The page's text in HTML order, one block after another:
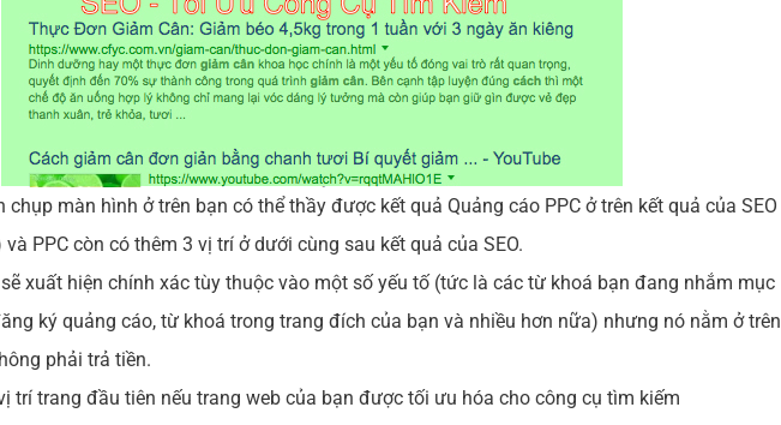
màn hình ở trên bạn có thể thầy được kết quả Quảng cáo PPC ở trên kết quả của SEO
PPC còn có thêm 3 vị trí ở dưới cùng sau kết quả của SEO.
xuất hiện chính xác tùy thuộc vào một số yếu tố (tức là các từ khoá bạn đang nhắm mục
ký quảng cáo, từ khoá trong trang đích của bạn và nhiều hơn nữa) nhưng nó nằm ở trên
phải trả tiền.
trí trang đầu tiên nếu trang web của bạn được tối ưu hóa cho công cụ tìm kiếm